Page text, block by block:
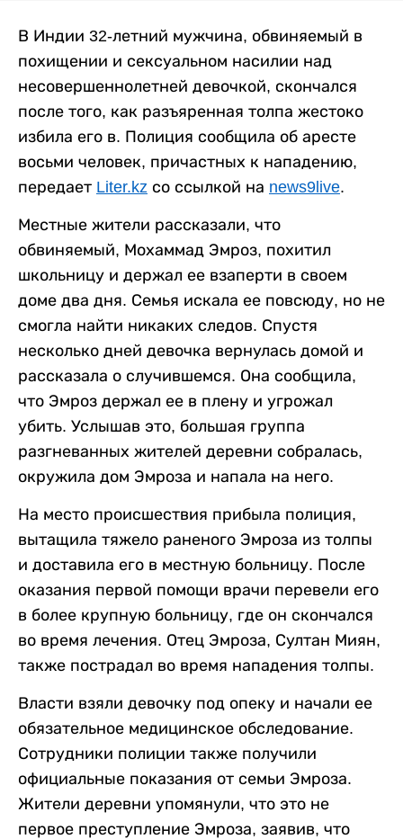
В Индии 32-летний мужчина, обвиняемый в
похищении и сексуальном насилии над
несовершеннолетней девочкой, скончался
после того, как разъяренная толпа жестоко
избила его в. Полиция сообщила об аресте
восьми человек, причастных к нападению,
передает Liter.kz со ссылкой на news9live.
Местные жители рассказали, что
обвиняемый, Мохаммад Эмроз, похитил
школьницу и держал ее взаперти в своем
доме два дня. Семья искала ее повсюду, но не
смогла найти никаких следов. Спустя
несколько дней девочка вернулась домой и
рассказала о случившемся. Она сообщила,
что Эмроз держал ее в плену и угрожал
убить. Услышав это, большая группа
разгневанных жителей деревни собралась,
окружила дом Эмроза и напала на него.
На место происшествия прибыла полиция,
вытащила тяжело раненого Эмроза из толпы
и доставила его в местную больницу. После
оказания первой помощи врачи перевели его
в более крупную больницу, где он скончался
во время лечения. Отец Эмроза, Султан Миян,
также пострадал во время нападения толпы.
Власти взяли девочку под опеку и начали ее
обязательное медицинское обследование.
Сотрудники полиции также получили
официальные показания от семьи Эмроза.
Жители деревни упомянули, что это не
первое преступление Эмроза, заявив, что